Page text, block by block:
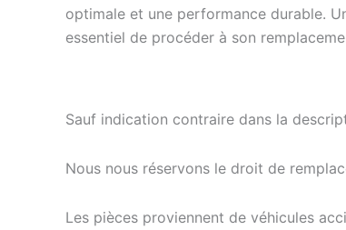
optimale et une performance durable.
essentiel de procéder à son
Sauf indication contraire dans la
Nous nous réservons le droit de
Les pièces proviennent de véhicules